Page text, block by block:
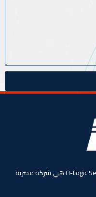
منذ عام 1996، (HST) H-Logic Security Technology هي شركة مصرية